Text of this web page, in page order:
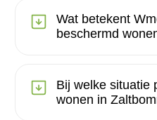
Wat betekent
beschermd
Bij welke situatie
wonen in